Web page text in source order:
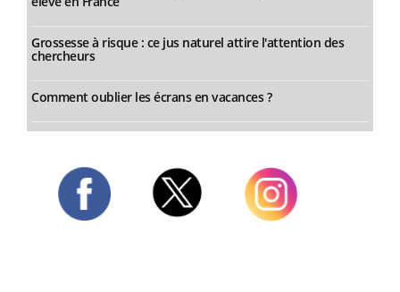
Grossesse à risque : ce jus naturel attire l'attention des
chercheurs
Comment oublier les écrans en vacances ?